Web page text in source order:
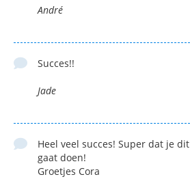
André
Succes!!
Jade
Heel veel succes! Super dat je dit
gaat doen!
Groetjes Cora